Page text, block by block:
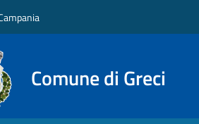
Comune di Greci